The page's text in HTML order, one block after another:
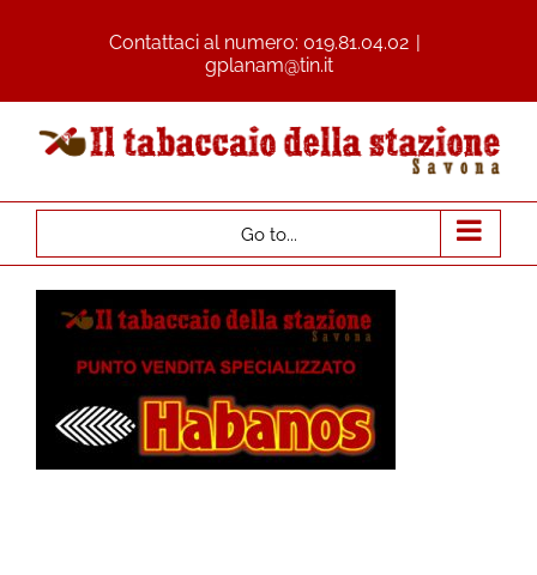
Contattaci al numero: 019.81.04.02 |
gplanam@tin.it
Go to...